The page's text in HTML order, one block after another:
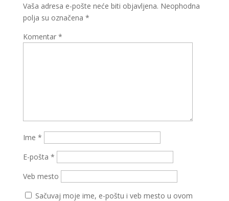
Vaša adresa e-pošte neće biti objavljena. Neophodna
polja su označena *
Komentar *
Ime *
E-pošta *
Veb mesto
Sačuvaj moje ime, e-poštu i veb mesto u ovom